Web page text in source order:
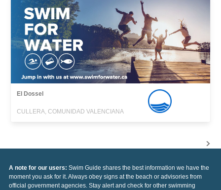
El Dossel
CULLERA, COMUNIDAD VALENCIANA
A note for our users: Swim Guide shares the best information we have the
moment you ask for it. Always obey signs at the beach or advisories from
official government agencies. Stay alert and check for other swimming